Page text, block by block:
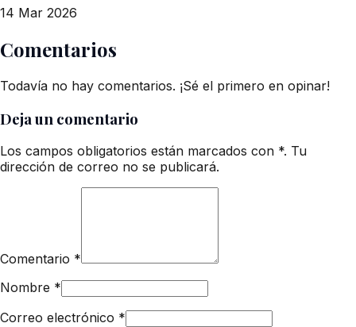
14 Mar 2026
Comentarios
Todavía no hay comentarios. ¡Sé el primero en opinar!
Deja un comentario
Los campos obligatorios están marcados con *. Tu
dirección de correo no se publicará.
Comentario *
Nombre *
Correo electrónico *